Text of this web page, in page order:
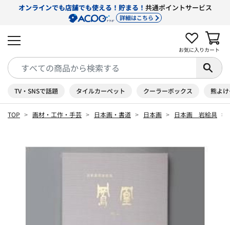
オンラインでも店舗でも使える！貯まる！ 共通ポイントサービス
詳細はこちら
お気に入り カート
TV・SNSで話題 タイルカーペット クーラーボックス 熊よ
TOP 画材・工作・手芸 日本画・書道 日本画 日本画 岩絵具